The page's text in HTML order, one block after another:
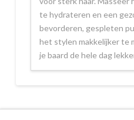
te hydrateren en een
bevorderen, gespleten
het stylen makkelijker te
je baard de hele dag